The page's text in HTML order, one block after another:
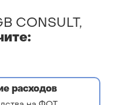
CONSULT,
расходов